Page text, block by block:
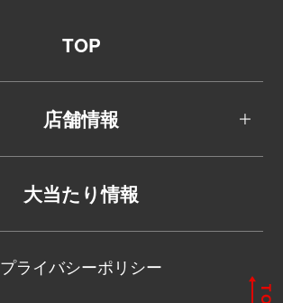
TOP
店舗情報
大当たり情報
プライバシーポリシー